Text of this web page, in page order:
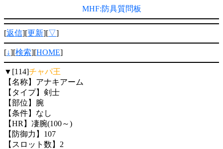
MHF:防具質問板
[返信][更新][▽]
[↓][検索][HOME]
▼[114]チャパ王
【名称】アナキアーム
【タイプ】剣士
【部位】腕
【条件】なし
【HR】凄腕(100～)
【防御力】107
【スロット数】2